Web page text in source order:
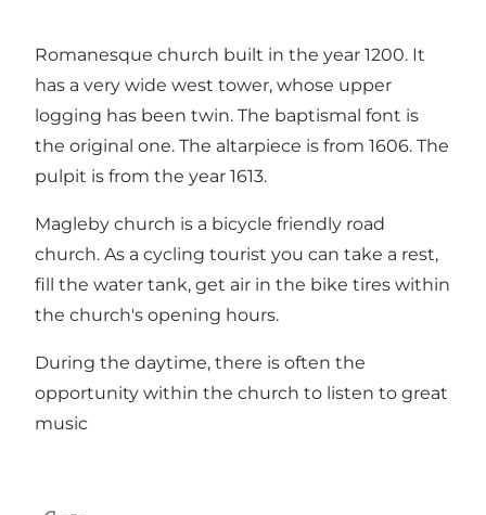
Romanesque church built in the year 1200. It
has a very wide west tower, whose upper
logging has been twin. The baptismal font is
the original one. The altarpiece is from 1606. The
pulpit is from the year 1613.
Magleby church is a bicycle friendly road
church. As a cycling tourist you can take a rest,
fill the water tank, get air in the bike tires within
the church's opening hours.
During the daytime, there is often the
opportunity within the church to listen to great
music